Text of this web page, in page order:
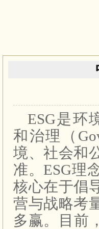
ESG是环
和治理（
境、社会和
准。ESG理
核心在于倡
营与战略考
多赢。目前